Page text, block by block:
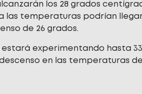
los 28 grados
las temperaturas podrían
de 26 grados.
estará experimentando hasta
en las temperaturas